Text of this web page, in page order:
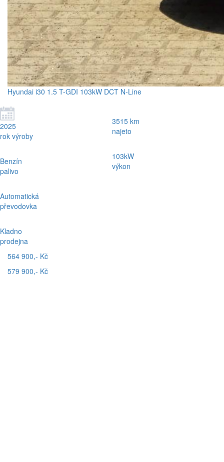
Hyundai i30 1.5 T-GDI 103kW DCT N-Line
2025
rok výroby
Benzín
palivo
Automatická
převodovka
Kladno
prodejna
3515 km
najeto
103kW
výkon
564 900,- Kč
579 900,- Kč